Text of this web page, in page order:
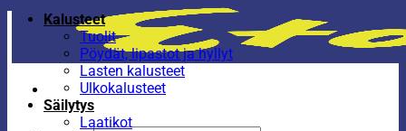
Kalusteet
Tuolit
Pöydät, lipastot ja hyllyt
Lasten kalusteet
Ulkokalusteet
Säilytys
Laatikot